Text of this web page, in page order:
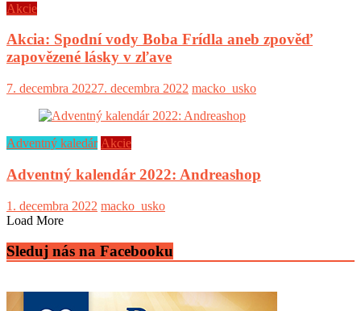
Akcie
Akcia: Spodní vody Boba Frídla aneb zpověď
zapovězené lásky v zľave
7. decembra 20227. decembra 2022 macko_usko
Adventný kaledár Akcie
Adventný kalendár 2022: Andreashop
1. decembra 2022 macko_usko
Load More
Sleduj nás na Facebooku